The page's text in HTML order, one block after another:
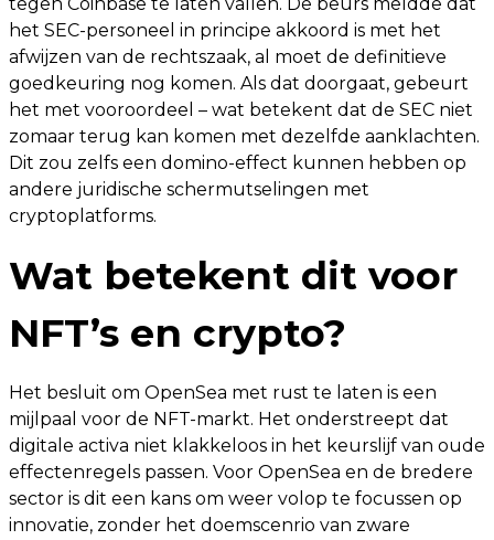
het SEC-personeel in principe akkoord is met het
afwijzen van de rechtszaak, al moet de definitieve
goedkeuring nog komen. Als dat doorgaat, gebeurt
het met vooroordeel – wat betekent dat de SEC niet
zomaar terug kan komen met dezelfde aanklachten.
Dit zou zelfs een domino-effect kunnen hebben op
andere juridische schermutselingen met
cryptoplatforms.
Wat betekent dit voor
NFT’s en crypto?
Het besluit om OpenSea met rust te laten is een
mijlpaal voor de NFT-markt. Het onderstreept dat
digitale activa niet klakkeloos in het keurslijf van oude
effectenregels passen. Voor OpenSea en de bredere
sector is dit een kans om weer volop te focussen op
innovatie, zonder het doemscenrio van zware